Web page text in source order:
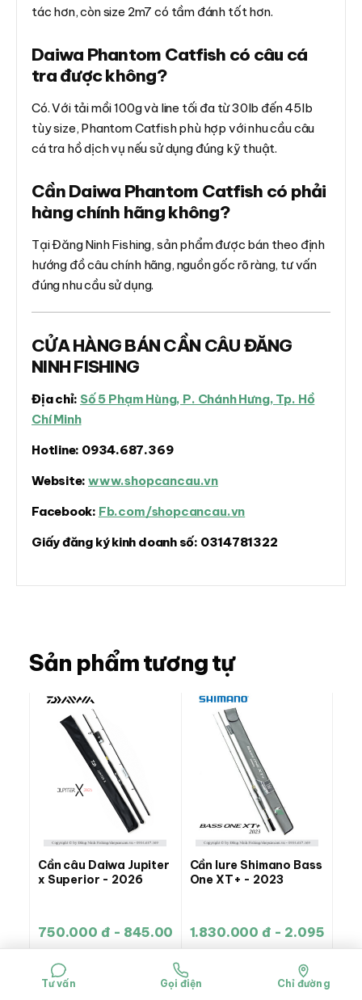
tác hơn, còn size 2m7 có tầm đánh tốt hơn.
Daiwa Phantom Catfish có câu cá
tra được không?
Có. Với tải mồi 100g và line tối đa từ 30lb đến 45lb
tùy size, Phantom Catfish phù hợp với nhu cầu câu
cá tra hồ dịch vụ nếu sử dụng đúng kỹ thuật.
Cần Daiwa Phantom Catfish có phải
hàng chính hãng không?
Tại Đăng Ninh Fishing, sản phẩm được bán theo định
hướng đồ câu chính hãng, nguồn gốc rõ ràng, tư vấn
đúng nhu cầu sử dụng.
CỬA HÀNG BÁN CẦN CÂU ĐĂNG
NINH FISHING
Địa chỉ: Số 5 Phạm Hùng, P. Chánh Hưng, Tp. Hồ
Chí Minh
Hotline: 0934.687.369
Website: www.shopcancau.vn
Facebook: Fb.com/shopcancau.vn
Giấy đăng ký kinh doanh số: 0314781322
Sản phẩm tương tự
Cần câu Daiwa Jupiter
x Superior - 2026
750.000 đ - 845.000 đ
Cần lure Shimano Bass
One XT+ - 2023
1.830.000 đ - 2.095.000
Xem thêm